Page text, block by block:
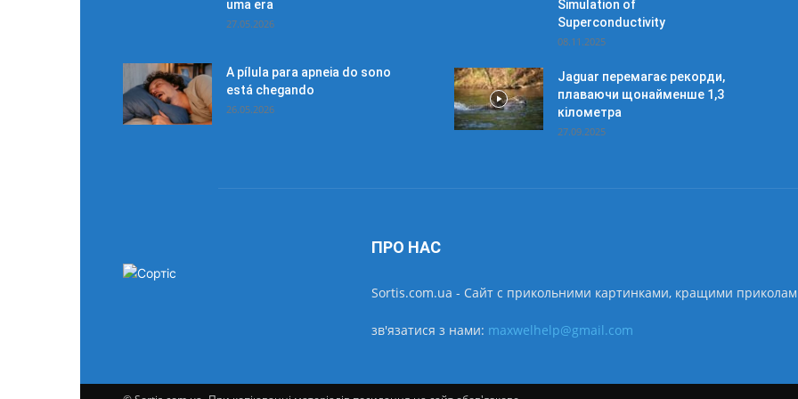
uma era
27.05.2026
A pílula para apneia do sono
está chegando
26.05.2026
Simulation of
Superconductivity
08.11.2025
Jaguar перемагає рекорди,
плаваючи щонайменше 1,3
кілометра
27.09.2025
ПРО НАС
Sortis.com.ua - Cайт с прикольними картинками, кращими
зв'язатися з нами: maxwelhelp@gmail.com